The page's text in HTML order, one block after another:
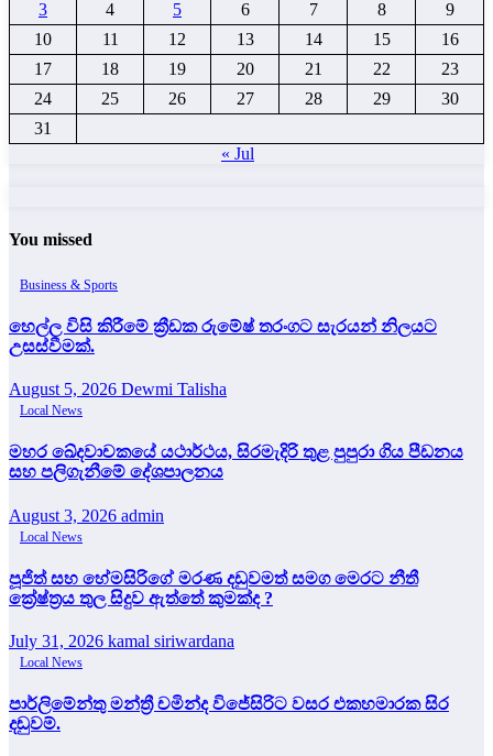
3
4 5 6 7 8
9
10
11 12 13 14 15
16
17
18 19 20 21 22
23
24
25 26 27 28 29
30
31
« Jul
You missed
Business & Sports
හෙල්ල විසි කිරීමේ ක්‍රීඩක රුමේෂ් තරංගට සැරයන් නිලයට
උසස්වීමක්.
August 5, 2026 Dewmi Talisha
Local News
මහර ඛේදවාචකයේ යථාර්ථය, සිරමැදිරි තුළ පුපුරා ගිය පීඩනය
සහ පලිගැනීමේ දේශපාලනය
August 3, 2026 admin
Local News
පූජිත් සහ හේමසිරිගේ මරණ දඩුවමත් සමග මෙරට නීතී
ක්‍රේෂ්ත්‍රය තුල සිදුව ඇත්තේ කුමක්ද ?
July 31, 2026 kamal siriwardana
Local News
පාර්ලිමේන්තු මන්ත්‍රී චමින්ද විජේසිරිට වසර එකහමාරක සිර
දඬුවම්.